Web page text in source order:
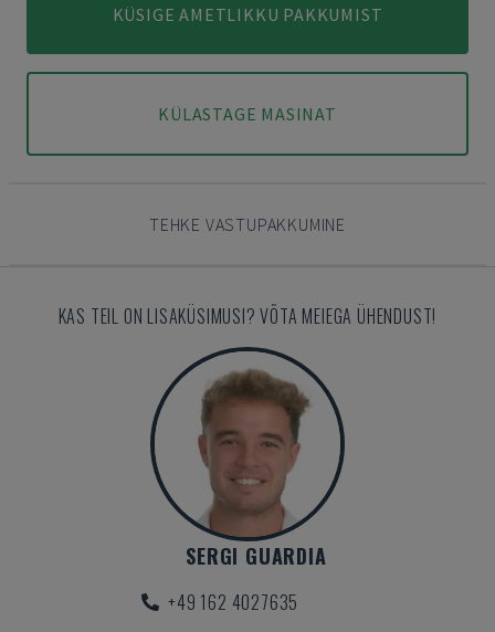
KÜSIGE AMETLIKKU PAKKUMIST
KÜLASTAGE MASINAT
TEHKE VASTUPAKKUMINE
KAS TEIL ON LISAKÜSIMUSI? VÕTA MEIEGA ÜHENDUST!
SERGI GUARDIA
+49 162 4027635